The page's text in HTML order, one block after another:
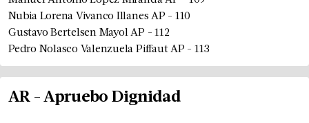
Nubia Lorena Vivanco Illanes AP - 110
Gustavo Bertelsen Mayol AP -112
Pedro Nolasco Valenzuela Piffaut AP - 113
AR-Apruebo Dignidad